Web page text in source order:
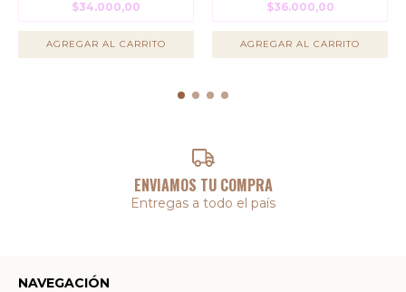
$34.000,00
AGREGAR AL CARRITO
$36.000,00
AGREGAR AL CARRITO
ENVIAMOS TU COMPRA
Entregas a todo el país
NAVEGACIÓN